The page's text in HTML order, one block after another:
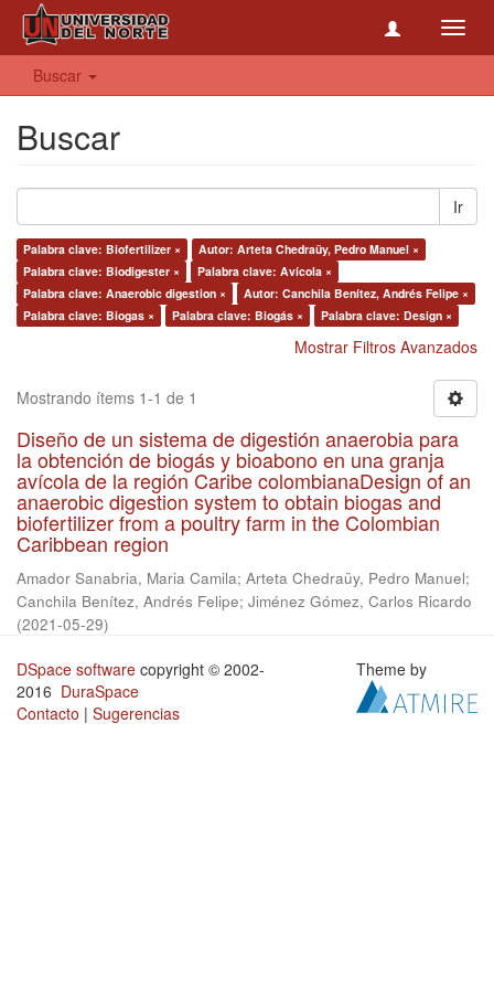
Buscar
Buscar
Ir
Palabra clave: Biofertilizer ×
Autor: Arteta Chedraüy, Pedro Manuel ×
Palabra clave: Biodigester ×
Palabra clave: Avícola ×
Palabra clave: Anaerobic digestion ×
Autor: Canchila Benítez, Andrés Felipe ×
Palabra clave: Biogas ×
Palabra clave: Biogás × Palabra clave: Design ×
Mostrar Filtros Avanzados
Mostrando ítems 1-1 de 1
Diseño de un sistema de digestión anaerobia para
la obtención de biogás y bioabono en una granja
avícola de la región Caribe colombianaDesign of an
anaerobic digestion system to obtain biogas and
biofertilizer from a poultry farm in the Colombian
Caribbean region
Amador Sanabria, Maria Camila; Arteta Chedraüy, Pedro Manuel;
Canchila Benítez, Andrés Felipe; Jiménez Gómez, Carlos Ricardo
(2021-05-29)
DSpace software copyright © 2002-
2016 DuraSpace
Contacto | Sugerencias
Theme by